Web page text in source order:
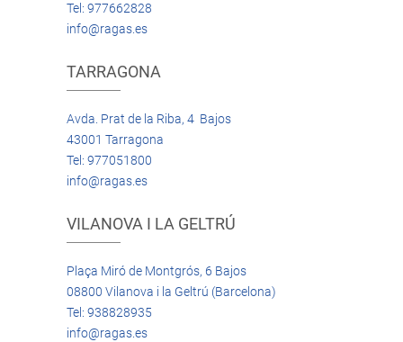
Tel: 977662828
info@ragas.es
TARRAGONA
Avda. Prat de la Riba, 4 Bajos
43001 Tarragona
Tel: 977051800
info@ragas.es
VILANOVA I LA GELTRÚ
Plaça Miró de Montgrós, 6 Bajos
08800 Vilanova i la Geltrú (Barcelona)
Tel: 938828935
info@ragas.es